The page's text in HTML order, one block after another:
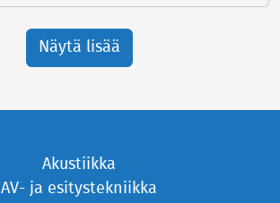
Näytä lisää
Akustiikka
AV- ja esitystekniikka